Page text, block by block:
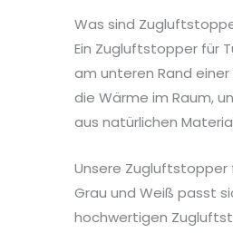
Was sind
Ein Zugluftstopper für
am unteren Rand
die Wärme im Raum,
aus natürlichen
Unsere Zugluftstopper
Grau und Weiß passt
hochwertigen